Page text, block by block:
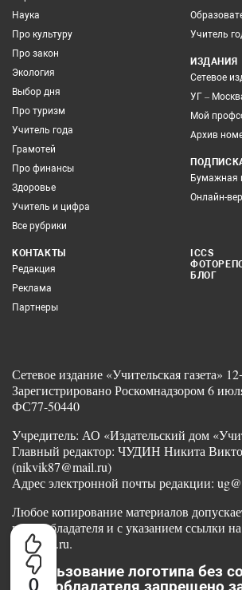
0
Наука
Про культуру
Про закон
Экология
Выбор дня
Про туризм
Учитель года
Грамотей
Про финансы
Здоровье
Учитель и цифра
Все рубрики
Учитель
ИЗДАНИЯ
Сетевое
УГ –
Мой
Архив
Бумажная
Онлайн-
КОНТАКТЫ
Редакция
Реклама
Партнеры
ICCS
БЛОГ
Сетевое издание «Учительская газета»
Зарегистрировано Роскомнадзором 6
ФС77-50440
Учредитель: АО «Издательский дом
Главный редактор: ЧУДИН Никита
(nikvik87@mail.ru)
Адрес электронной почты редакции:
Любое копирование материалов
правообладателя и с указанием ссылки
www.ug.ru.
Использование логотипа без